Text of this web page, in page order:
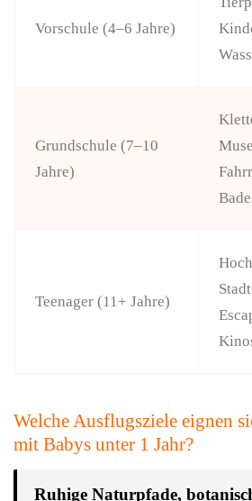
Vorschule (4–6 Jahre)
Grundschule (7–10
Jahre)
Teenager (11+ Jahre)
Welche Ausflugsziele eignen
mit Babys unter 1 Jahr?
Ruhige Naturpfade,